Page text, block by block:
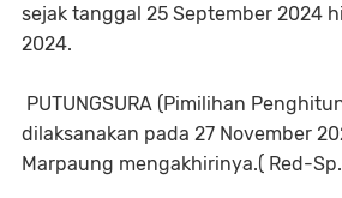
sejak tanggal 25 September 2024
2024.
PUTUNGSURA (Pimilihan
dilaksanakan pada 27 November
Marpaung mengakhirinya.( Red-